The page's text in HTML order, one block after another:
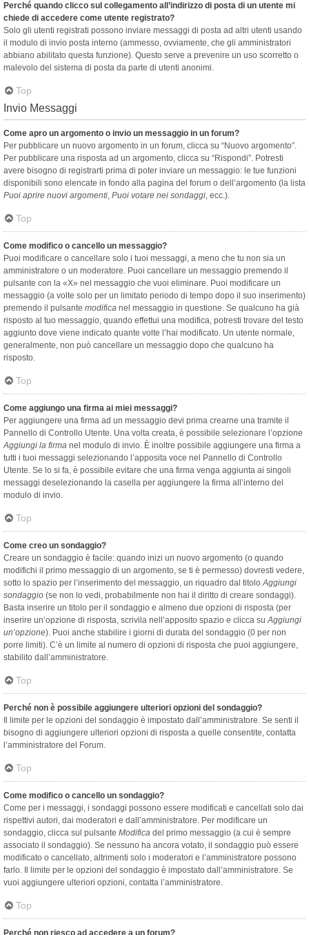
Perché quando clicco sul collegamento all’indirizzo di posta di un utente mi
chiede di accedere come utente registrato?
Solo gli utenti registrati possono inviare messaggi di posta ad altri utenti usando
il modulo di invio posta interno (ammesso, ovviamente, che gli amministratori
abbiano abilitato questa funzione). Questo serve a prevenire un uso scorretto o
malevolo del sistema di posta da parte di utenti anonimi.
Top
Invio Messaggi
Come apro un argomento o invio un messaggio in un forum?
Per pubblicare un nuovo argomento in un forum, clicca su “Nuovo argomento”.
Per pubblicare una risposta ad un argomento, clicca su “Rispondi”. Potresti
avere bisogno di registrarti prima di poter inviare un messaggio: le tue funzioni
disponibili sono elencate in fondo alla pagina del forum o dell’argomento (la lista
Puoi aprire nuovi argomenti, Puoi votare nei sondaggi, ecc.).
Top
Come modifico o cancello un messaggio?
Puoi modificare o cancellare solo i tuoi messaggi, a meno che tu non sia un
amministratore o un moderatore. Puoi cancellare un messaggio premendo il
pulsante con la «X» nel messaggio che vuoi eliminare. Puoi modificare un
messaggio (a volte solo per un limitato periodo di tempo dopo il suo inserimento)
premendo il pulsante modifica nel messaggio in questione. Se qualcuno ha già
risposto al tuo messaggio, quando effettui una modifica, potresti trovare del testo
aggiunto dove viene indicato quante volte l’hai modificato. Un utente normale,
generalmente, non può cancellare un messaggio dopo che qualcuno ha
risposto.
Top
Come aggiungo una firma ai miei messaggi?
Per aggiungere una firma ad un messaggio devi prima crearne una tramite il
Pannello di Controllo Utente. Una volta creata, è possibile selezionare l’opzione
Aggiungi la firma nel modulo di invio. È inoltre possibile aggiungere una firma a
tutti i tuoi messaggi selezionando l’apposita voce nel Pannello di Controllo
Utente. Se lo si fa, è possibile evitare che una firma venga aggiunta ai singoli
messaggi deselezionando la casella per aggiungere la firma all’interno del
modulo di invio.
Top
Come creo un sondaggio?
Creare un sondaggio è facile: quando inizi un nuovo argomento (o quando
modifichi il primo messaggio di un argomento, se ti è permesso) dovresti vedere,
sotto lo spazio per l’inserimento del messaggio, un riquadro dal titoloAggiungi
sondaggio (se non lo vedi, probabilmente non hai il diritto di creare sondaggi).
Basta inserire un titolo per il sondaggio e almeno due opzioni di risposta (per
inserire un’opzione di risposta, scrivila nell’apposito spazio e clicca suAggiungi
un’opzione). Puoi anche stabilire i giorni di durata del sondaggio (0 per non
porre limiti). C’è un limite al numero di opzioni di risposta che puoi aggiungere,
stabilito dall’amministratore.
Top
Perché non è possibile aggiungere ulteriori opzioni del sondaggio?
Il limite per le opzioni del sondaggio è impostato dall’amministratore. Se senti il
bisogno di aggiungere ulteriori opzioni di risposta a quelle consentite, contatta
l’amministratore del Forum.
Top
Come modifico o cancello un sondaggio?
Come per i messaggi, i sondaggi possono essere modificati e cancellati solo dai
rispettivi autori, dai moderatori e dall’amministratore. Per modificare un
sondaggio, clicca sul pulsante Modifica del primo messaggio (a cui è sempre
associato il sondaggio). Se nessuno ha ancora votato, il sondaggio può essere
modificato o cancellato, altrimenti solo i moderatori e l’amministratore possono
farlo. Il limite per le opzioni del sondaggio è impostato dall’amministratore. Se
vuoi aggiungere ulteriori opzioni, contatta l’amministratore.
Top
Perché non riesco ad accedere a un forum?